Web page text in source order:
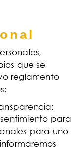
que se
reglamento
para
para uno